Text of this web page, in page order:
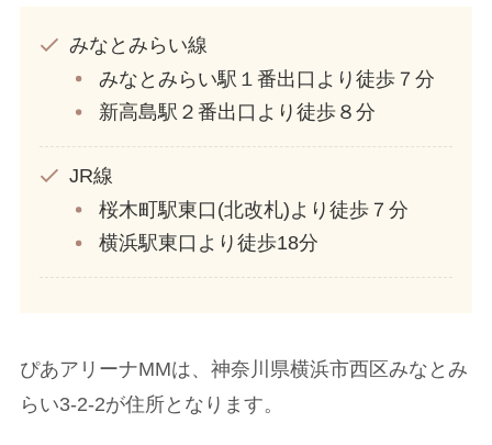
みなとみらい線
みなとみらい駅１番出口より徒歩７分
新高島駅２番出口より徒歩８分
JR線
桜木町駅東口(北改札)より徒歩７分
横浜駅東口より徒歩18分
ぴあアリーナMMは、神奈川県横浜市西区みなとみ
らい3-2-2が住所となります。